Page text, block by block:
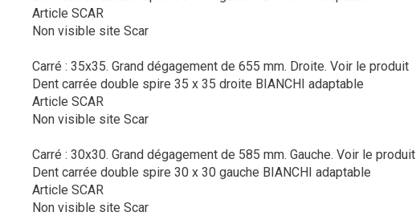
Article SCAR
Non visible site Scar
Carré : 35x35. Grand dégagement de 655 mm. Droite. Voir le produit
Dent carrée double spire 35 x 35 droite BIANCHI adaptable
Article SCAR
Non visible site Scar
Carré : 30x30. Grand dégagement de 585 mm. Gauche. Voir le produit
Dent carrée double spire 30 x 30 gauche BIANCHI adaptable
Article SCAR
Non visible site Scar